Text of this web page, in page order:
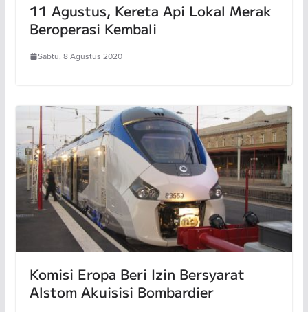
11 Agustus, Kereta Api Lokal Merak
Beroperasi Kembali
Sabtu, 8 Agustus 2020
Komisi Eropa Beri Izin Bersyarat
Alstom Akuisisi Bombardier